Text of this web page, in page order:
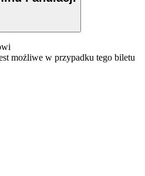
możliwe w przypadku tego biletu